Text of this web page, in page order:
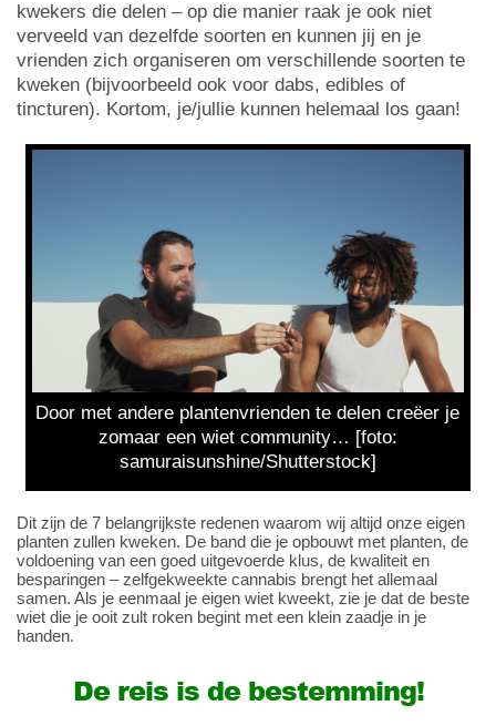
kwekers die delen – op die manier raak je ook niet
verveeld van dezelfde soorten en kunnen jij en je
vrienden zich organiseren om verschillende soorten te
kweken (bijvoorbeeld ook voor dabs, edibles of
tincturen). Kortom, je/jullie kunnen helemaal los gaan!
Door met andere plantenvrienden te delen creëer je
zomaar een wiet community… [foto:
samuraisunshine/Shutterstock]
Dit zijn de 7 belangrijkste redenen waarom wij altijd onze eigen
planten zullen kweken. De band die je opbouwt met planten, de
voldoening van een goed uitgevoerde klus, de kwaliteit en
besparingen – zelfgekweekte cannabis brengt het allemaal
samen. Als je eenmaal je eigen wiet kweekt, zie je dat de beste
wiet die je ooit zult roken begint met een klein zaadje in je
handen.
De reis is de bestemming!